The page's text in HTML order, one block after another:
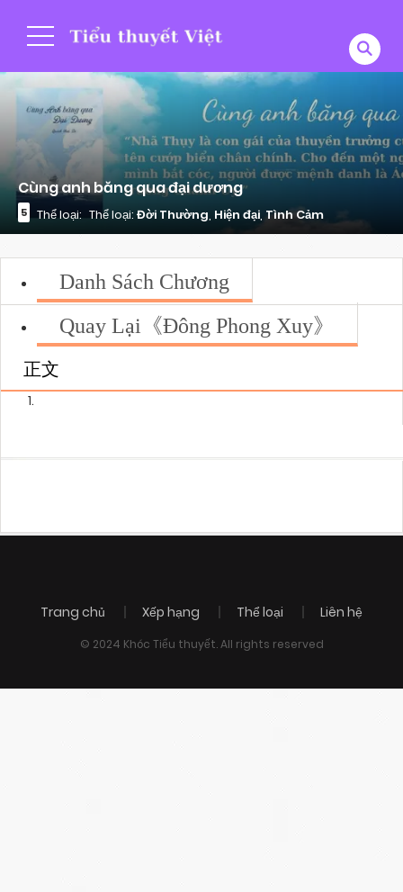
Cùng anh băng qua đại dương
5 Thể loại: Thể loại: Đời Thường, Hiện đại, Tình Cảm
Danh Sách Chương
Quay Lại《Đông Phong Xuy》
正文
Trang chủ Xếp hạng Thể loại Liên hệ
© 2024 Khóc Tiểu thuyết. All rights reserved